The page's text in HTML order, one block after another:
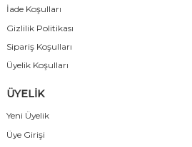
İade Koşulları
Gizlilik Politikası
Sipariş Koşulları
Üyelik Koşulları
ÜYELİK
Yeni Üyelik
Üye Girişi